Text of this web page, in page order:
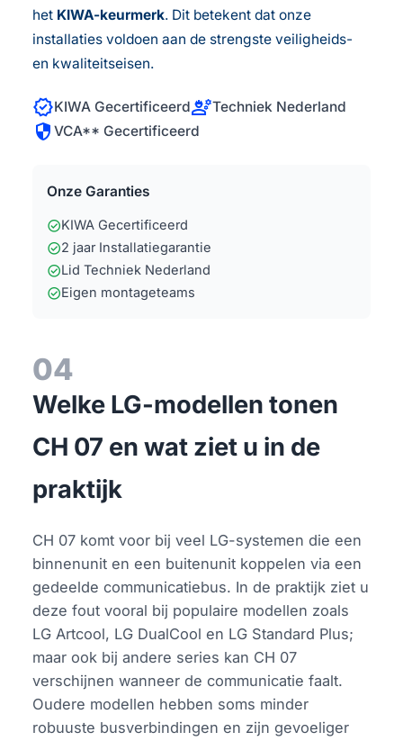
het KIWA-keurmerk. Dit betekent dat onze
installaties voldoen aan de strengste veiligheids-
en kwaliteitseisen.
verifiedKIWA GecertificeerdengineeringTechniek Nederland
securityVCA** Gecertificeerd
Onze Garanties
check_circleKIWA Gecertificeerd
check_circle2 jaar Installatiegarantie
check_circleLid Techniek Nederland
check_circleEigen montageteams
04
Welke LG-modellen tonen
CH 07 en wat ziet u in de
praktijk
CH 07 komt voor bij veel LG-systemen die een
binnenunit en een buitenunit koppelen via een
gedeelde communicatiebus. In de praktijk ziet u
deze fout vooral bij populaire modellen zoals
LG Artcool, LG DualCool en LG Standard Plus;
maar ook bij andere series kan CH 07
verschijnen wanneer de communicatie faalt.
Oudere modellen hebben soms minder
robuuste busverbindingen en zijn gevoeliger